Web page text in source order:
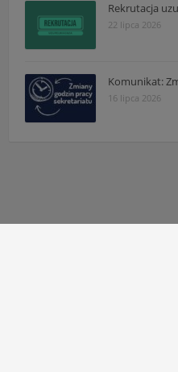
Rekrutacja
22 lipca 2026
Komunikat:
16 lipca 2026